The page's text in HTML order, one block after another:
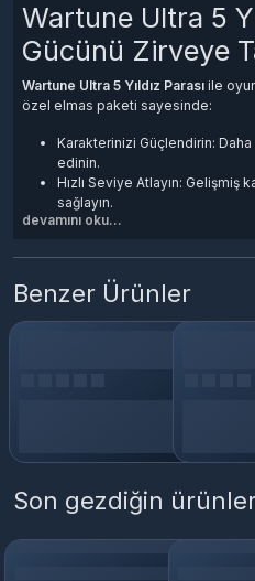
Wartune Ultra 5
Gücünü Zirveye
Wartune Ultra 5 Yıldız Parası ile
özel elmas paketi sayesinde:
Karakterinizi Güçlendirin:
edinin.
Hızlı Seviye Atlayın: Gelişmiş
sağlayın.
Özel İçeriklerin Kilidini Açın:
💎 Rakiplerinizin Önüne Geçin!
Anında teslimat ve güvenli ödeme
Paketi'ni şimdi satın alın,
devamını oku...
Benzer Ürünler
Son gezdiğin ürünler